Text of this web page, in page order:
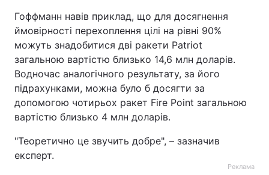
Гоффманн навів приклад, що для досягнення
ймовірності перехоплення цілі на рівні 90%
можуть знадобитися дві ракети Patriot
загальною вартістю близько 14,6 млн доларів.
Водночас аналогічного результату, за його
підрахунками, можна було б досягти за
допомогою чотирьох ракет Fire Point загальною
вартістю близько 4 млн доларів.
"Теоретично це звучить добре", – зазначив
експерт.
Реклама